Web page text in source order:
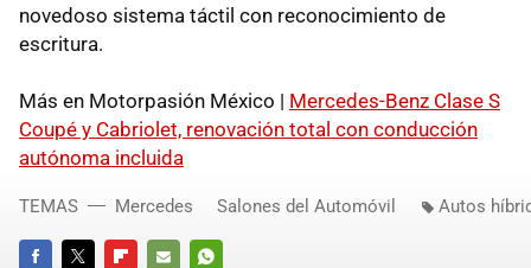
novedoso sistema táctil con reconocimiento de
escritura.
Más en Motorpasión México | Mercedes-Benz Clase S
Coupé y Cabriolet, renovación total con conducción
autónoma incluida
TEMAS Mercedes Salones del Automóvil Autos